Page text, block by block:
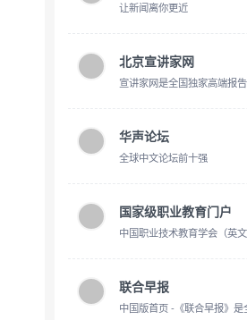
让新闻离你更近
北京宣讲家网
华声论坛
全球中文论坛前十强
国家级职业教育门户
联合早报